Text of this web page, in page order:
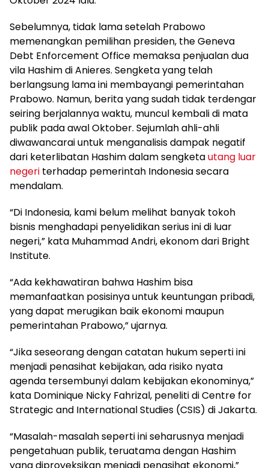
Sebelumnya, tidak lama setelah Prabowo
memenangkan pemilihan presiden, the Geneva
Debt Enforcement Office memaksa penjualan dua
vila Hashim di Anieres. Sengketa yang telah
berlangsung lama ini membayangi pemerintahan
Prabowo. Namun, berita yang sudah tidak terdengar
seiring berjalannya waktu, muncul kembali di mata
publik pada awal Oktober. Sejumlah ahli-ahli
diwawancarai untuk menganalisis dampak negatif
dari keterlibatan Hashim dalam sengketautang luar
negeri terhadap pemerintah Indonesia secara
mendalam.
“Di Indonesia, kami belum melihat banyak tokoh
bisnis menghadapi penyelidikan serius ini di luar
negeri,” kata Muhammad Andri, ekonom dari Bright
Institute.
“Ada kekhawatiran bahwa Hashim bisa
memanfaatkan posisinya untuk keuntungan pribadi,
yang dapat merugikan baik ekonomi maupun
pemerintahan Prabowo,” ujarnya.
“Jika seseorang dengan catatan hukum seperti ini
menjadi penasihat kebijakan, ada risiko nyata
agenda tersembunyi dalam kebijakan ekonominya,”
kata Dominique Nicky Fahrizal, peneliti di Centre for
Strategic and International Studies (CSIS) di Jakarta.
“Masalah-masalah seperti ini seharusnya menjadi
pengetahuan publik, teruatama dengan Hashim
yang diproyeksikan menjadi penasihat ekonomi,”